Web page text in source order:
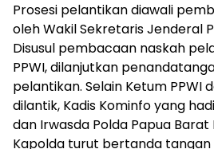
Prosesi pelantikan diawali
oleh Wakil Sekretaris Jenderal
Disusul pembacaan naskah
PPWI, dilanjutkan
pelantikan. Selain Ketum PPWI
dilantik, Kadis Kominfo yang
dan Irwasda Polda Papua
Kapolda turut bertanda tangan